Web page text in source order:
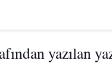
yazılan